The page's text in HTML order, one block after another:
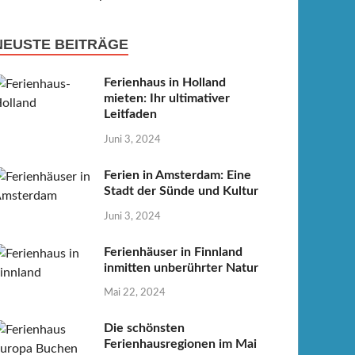
BEITRÄGE
Ferienhaus in Holland
mieten: Ihr ultimativer
Leitfaden
Juni 3, 2024
Ferien in Amsterdam: Eine
Stadt der Sünde und Kultur
Juni 3, 2024
Ferienhäuser in Finnland
inmitten unberührter Natur
Mai 22, 2024
Die schönsten
Ferienhausregionen im Mai